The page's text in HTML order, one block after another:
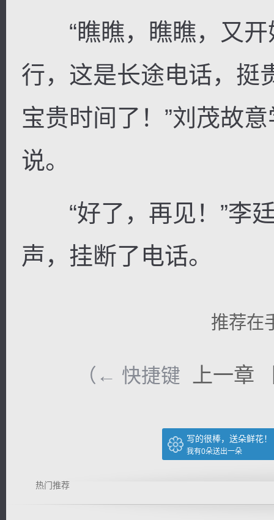
“瞧瞧，瞧瞧，又开
行，这是长途电话，挺
宝贵时间了！”刘茂故
说。
“好了，再见！”李廷
声，挂断了电话。
推荐在
（← 快捷键 上一章
写的很棒，送朵鲜花！
我有0朵送出一朵
热门推荐